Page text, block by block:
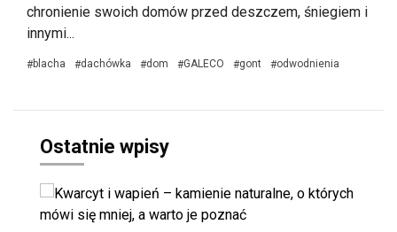
chronienie swoich domów przed deszczem, śniegiem i
innymi...
#blacha #dachówka #dom #GALECO #gont #odwodnienia
Ostatnie wpisy